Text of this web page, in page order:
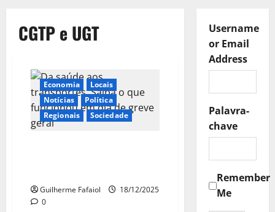
CGTP e UGT
Economia
Locais
Notícias
Política
Regionais
Sociedade
Guilherme Fafaiol
18/12/2025
0
Username
or Email
Address
Palavra-
chave
Remember
Me